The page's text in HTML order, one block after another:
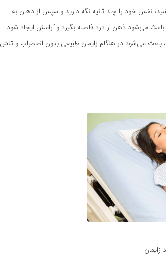
نفس خود را چند ثانیه نگه دارید و سپس از دهان به
می‌شود ذهن از درد فاصله بگیرد و آرامش ایجاد شود.
باعث می‌شود در هنگام زایمان طبیعی بدون اضطراب و تنش